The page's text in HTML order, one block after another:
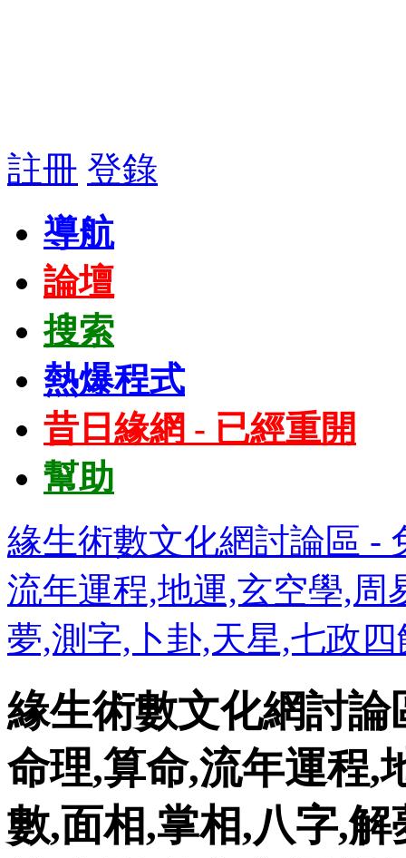
註冊 登錄
導航
論壇
搜索
熱爆程式
昔日緣網 - 已經重開
幫助
緣生術數文化網討論區 -
流年運程,地運,玄空學,周
夢,測字,卜卦,天星,七政
緣生術數文化網討
命理,算命,流年運程,
數,面相,掌相,八字,